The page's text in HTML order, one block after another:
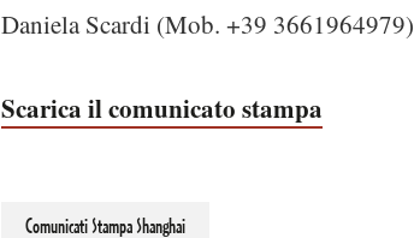
Daniela Scardi (Mob. +39 3661964979)
Scarica il comunicato stampa
Comunicati Stampa Shanghai